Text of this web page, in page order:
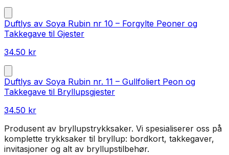
Duftlys av Soya Rubin nr 10 – Forgylte Peoner og
Takkegave til Gjester
34.50 kr
Duftlys av Soya Rubin nr. 11 – Gullfoliert Peon og
Takkegave til Bryllupsgjester
34.50 kr
Produsent av bryllupstrykksaker. Vi spesialiserer oss på
komplette trykksaker til bryllup: bordkort, takkegaver,
invitasjoner og alt av bryllupstilbehør.